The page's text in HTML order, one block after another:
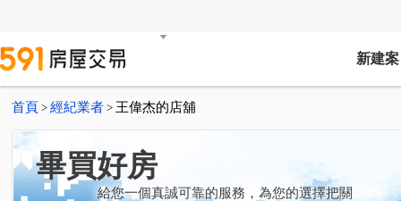
新建案
首頁 > 經紀業者 > 王偉杰的店舖
畢買好房
給您一個真誠可靠的服務，為您的選擇把關